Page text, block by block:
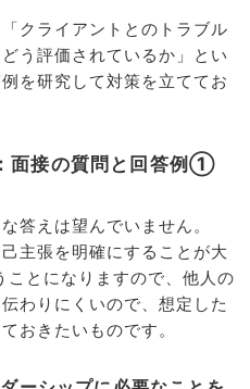
クライアントとのトラブル
う評価されているか」とい
を研究して対策を立ててお
面接の質問と回答例①
答えは望んでいません。
主張を明確にすることが大
とになりますので、他人の
わりにくいので、想定した
おきたいものです。